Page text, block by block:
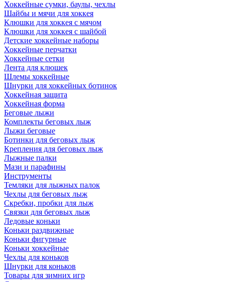
Хоккейные сумки, баулы, чехлы
Шайбы и мячи для хоккея
Клюшки для хоккея с мячом
Клюшки для хоккея с шайбой
Детские хоккейные наборы
Хоккейные перчатки
Хоккейные сетки
Лента для клюшек
Шлемы хоккейные
Шнурки для хоккейных ботинок
Хоккейная защита
Хоккейная форма
Беговые лыжи
Комплекты беговых лыж
Лыжи беговые
Ботинки для беговых лыж
Крепления для беговых лыж
Лыжные палки
Мази и парафины
Инструменты
Темляки для лыжных палок
Чехлы для беговых лыж
Скребки, пробки для лыж
Связки для беговых лыж
Ледовые коньки
Коньки раздвижные
Коньки фигурные
Коньки хоккейные
Чехлы для коньков
Шнурки для коньков
Товары для зимних игр